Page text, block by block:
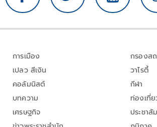
การเมือง
เปลว สีเงิน
คอลัมนิสต์
บทความ
เศรษฐกิจ
กรองส
วาไรตี้
กีฬา
ท่องเที่
ประชา